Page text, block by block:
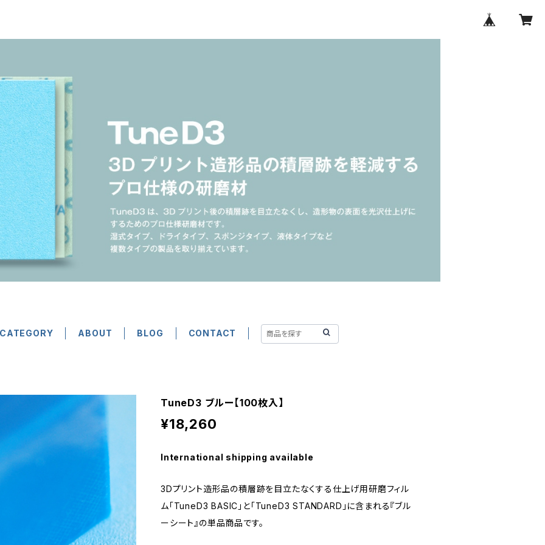
ABOUT BLOG CONTACT
TuneD3 ブルー【100枚入】
¥18,260
International shipping available
3Dプリント造形品の積層跡を目立たなくする仕上げ用研磨フィル
ム「TuneD3 BASIC」と「TuneD3 STANDARD」に含まれる『ブル
ーシート』の単品商品です。